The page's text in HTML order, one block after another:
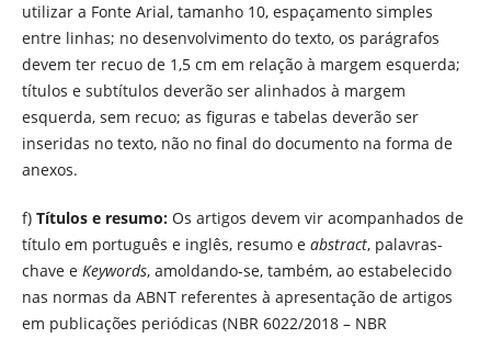
utilizar a Fonte Arial, tamanho 10, espaçamento simples
entre linhas; no desenvolvimento do texto, os parágrafos
devem ter recuo de 1,5 cm em relação à margem esquerda;
títulos e subtítulos deverão ser alinhados à margem
esquerda, sem recuo; as figuras e tabelas deverão ser
inseridas no texto, não no final do documento na forma de
anexos.
f) Títulos e resumo:Os artigos devem vir acompanhados de
título em português e inglês, resumo e abstract, palavras-
chave e Keywords, amoldando-se, também, ao estabelecido
nas normas da ABNT referentes à apresentação de artigos
em publicações periódicas (NBR 6022/2018 – NBR